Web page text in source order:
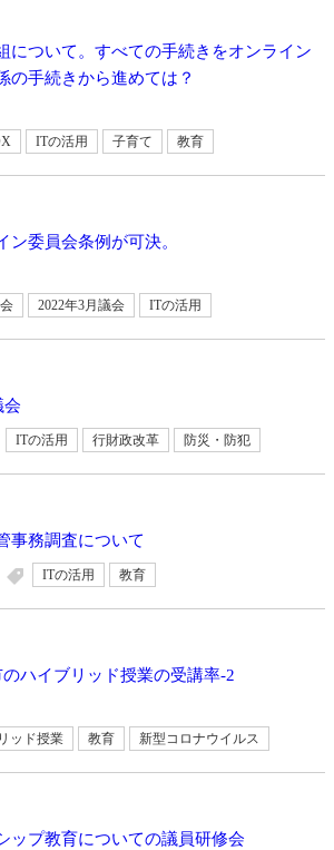
について。すべての手続きをオンライン
の手続きから進めては？
ITの活用 子育て 教育
ン委員会条例が可決。
2022年3月議会 ITの活用
会
ITの活用 行財政改革 防災・防犯
事務調査について
ITの活用 教育
ハイブリッド授業の受講率-2
ッド授業 教育 新型コロナウイルス
ップ教育についての議員研修会